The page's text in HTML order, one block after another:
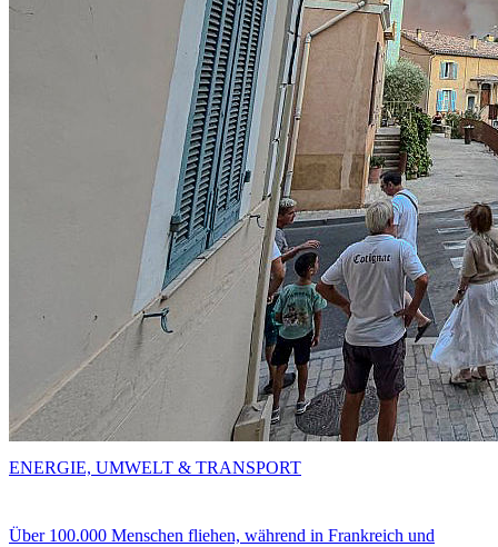
Über 100.000 Menschen fliehen, während in Frankreich und
ENERGIE, UMWELT & TRANSPORT